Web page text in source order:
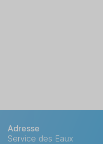
Adresse
Service des Eaux